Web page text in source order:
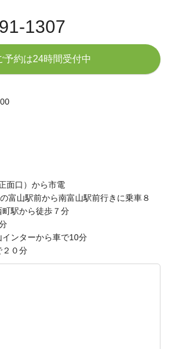
1307
予約は24時間受付中
面口）から市電
富山駅前から南富山駅前行きに乗車８
駅から徒歩７分
インターから車で10分
２０分